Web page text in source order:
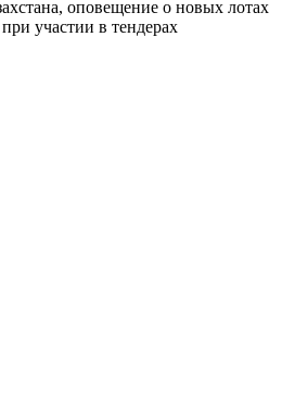
оповещение о новых лотах
участии в тендерах